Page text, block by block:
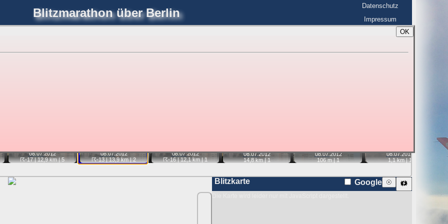
OK
Blitzmarathonüber Berlin
joerglorenz.de
Datenschutz
Impressum
Blitzmarathon Am Himmel Luftfahrt Blitzmarathon ☰
08.07.2012
☈-17| 12,9 km |5
08.07.2012
☈-13| 13,9 km |2
08.07.2012
☈-16| 12,1 km |1
08.07.2012
14,8 km |1
08.07. 2012
106 m |1
08.07. 2012
1,1 km |1
Blitzkarte 🗱
☉
Google